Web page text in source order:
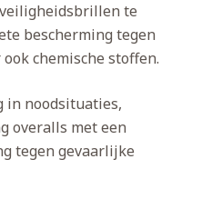
te
bescherming tegen
chemische stoffen.
in noodsituaties,
overalls met een
tegen gevaarlijke